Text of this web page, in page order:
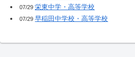
07/29栄東中学・高等学校
07/29早稲田中学校・高等学校